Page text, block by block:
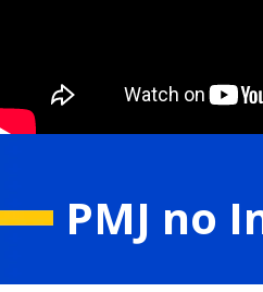
PMJ no